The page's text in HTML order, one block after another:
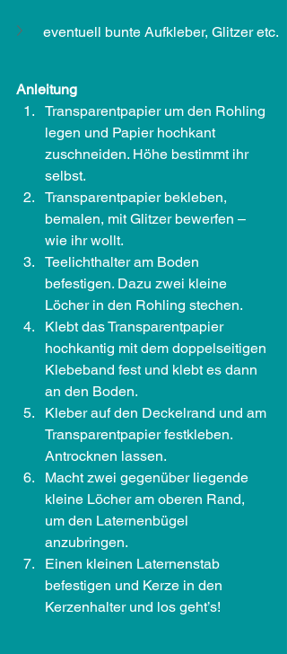
eventuell bunte Aufkleber, Glitzer etc.
Anleitung
Transparentpapier um den Rohling
legen und Papier hochkant
zuschneiden. Höhe bestimmt ihr
selbst.
Transparentpapier bekleben,
bemalen, mit Glitzer bewerfen –
wie ihr wollt.
Teelichthalter am Boden
befestigen. Dazu zwei kleine
Löcher in den Rohling stechen.
Klebt das Transparentpapier
hochkantig mit dem doppelseitigen
Klebeband fest und klebt es dann
an den Boden.
Kleber auf den Deckelrand und am
Transparentpapier festkleben.
Antrocknen lassen.
Macht zwei gegenüber liegende
kleine Löcher am oberen Rand,
um den Laternenbügel
anzubringen.
Einen kleinen Laternenstab
befestigen und Kerze in den
Kerzenhalter und los geht’s!